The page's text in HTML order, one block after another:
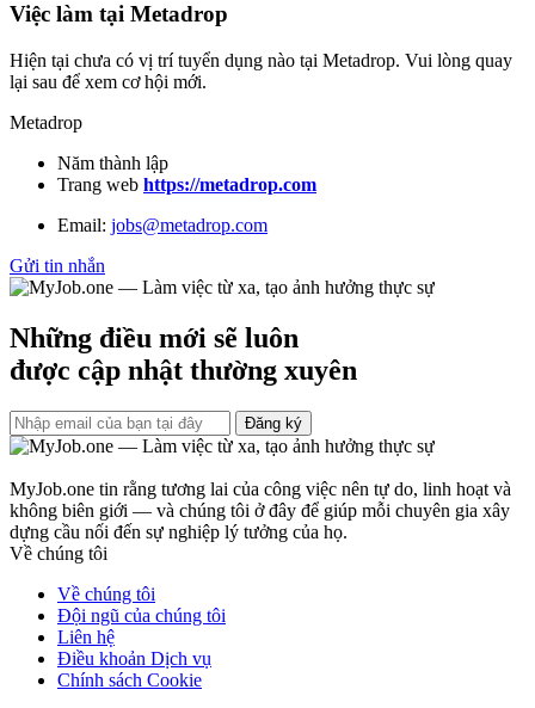
Việc làm tại Metadrop
Hiện tại chưa có vị trí tuyển dụng nào tại Metadrop. Vui lòng quay
lại sau để xem cơ hội mới.
Metadrop
Năm thành lập
Trang web https://metadrop.com
Email: jobs@metadrop.com
Gửi tin nhắn
Những điều mới sẽ luôn
được cập nhật thường xuyên
Đăng ký
MyJob.one tin rằng tương lai của công việc nên tự do, linh hoạt và
không biên giới — và chúng tôi ở đây để giúp mỗi chuyên gia xây
dựng cầu nối đến sự nghiệp lý tưởng của họ.
Về chúng tôi
Về chúng tôi
Đội ngũ của chúng tôi
Liên hệ
Điều khoản Dịch vụ
Chính sách Cookie